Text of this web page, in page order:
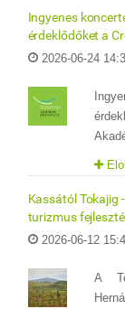
Ingyenes
érdeklődőket a
2026-06-24
Kassától Tokajig
turizmus
2026-06-12
A